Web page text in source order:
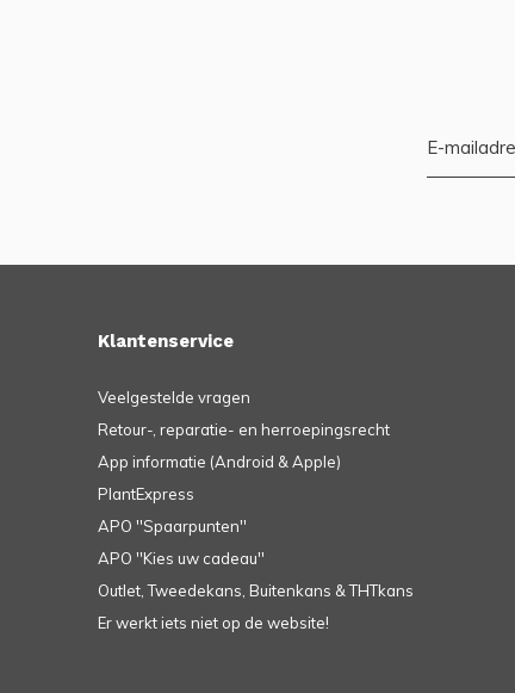
Klantenservice
Veelgestelde vragen
Retour-, reparatie- en herroepingsrecht
App informatie (Android & Apple)
PlantExpress
APO ''Spaarpunten''
APO ''Kies uw cadeau''
Outlet, Tweedekans, Buitenkans & THTkans
Er werkt iets niet op de website!